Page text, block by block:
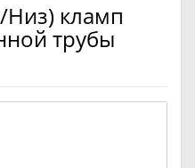
Низ) кламп
трубы